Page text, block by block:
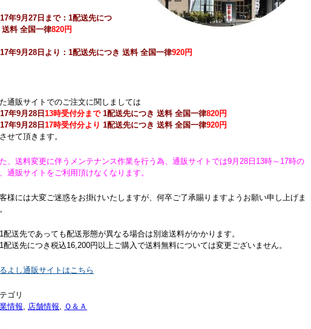
年9月27日まで：1配送先につ
送料 全国一律820円
年9月28日より ：1配送先につき 送料 全国一律920円
通販サイトでのご注文に関しましては
年9月28日 13時受付分まで 1配送先につき 送料 全国一律820円
年9月28日 17時受付分より 1配送先につき 送料 全国一律920円
せて頂きます。
、送料変更に伴うメンテナンス作業を行う為、通販サイトでは9月28日13時～17時の
通販サイトをご利用頂けなくなります。
様には大変ご迷惑をお掛けいたしますが、何卒ご了承賜りますようお願い申し上げま
送先であっても配送形態が異なる場合は別途送料がかかります。
送先につき税込16,200円以上ご購入で送料無料については変更ございません。
よし通販サイトはこちら
ゴリ
情報, 店舗情報, Ｑ＆Ａ